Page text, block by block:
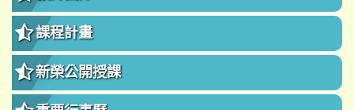
課程計畫
新榮公開授課